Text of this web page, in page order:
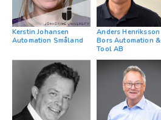
Kerstin Johansen
Automation Småland
Anders Henriksson
Bors Automation &
Tool AB